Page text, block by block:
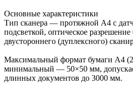
Основные характеристики
Тип сканера — протяжной A4 с
подсветкой, оптическое
двустороннего (дуплексного)
Максимальный формат бумаги A4
минимальный — 50×50 мм,
длинных документов до 3000 мм.